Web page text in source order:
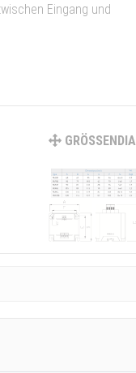
Eingang und